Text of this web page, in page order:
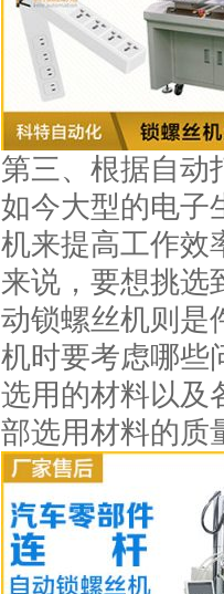
第三、根据自动
如今大型的电子
机来提高工作效
来说，要想挑选
动锁螺丝机则是
机时要考虑哪些
选用的材料以及
部选用材料的质